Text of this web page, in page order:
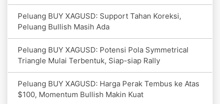
Peluang BUY XAGUSD: Support Tahan Koreksi,
Peluang Bullish Masih Ada
Peluang BUY XAGUSD: Potensi Pola Symmetrical
Triangle Mulai Terbentuk, Siap-siap Rally
Peluang BUY XAGUSD: Harga Perak Tembus ke Atas
$100, Momentum Bullish Makin Kuat